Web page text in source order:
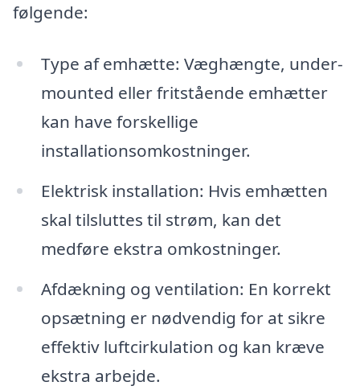
følgende:
Type af emhætte: Væghængte, under-
mounted eller fritstående emhætter
kan have forskellige
installationsomkostninger.
Elektrisk installation: Hvis emhætten
skal tilsluttes til strøm, kan det
medføre ekstra omkostninger.
Afdækning og ventilation: En korrekt
opsætning er nødvendig for at sikre
effektiv luftcirkulation og kan kræve
ekstra arbejde.